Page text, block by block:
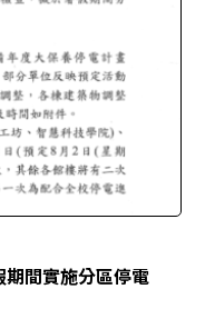
期間實施分區停電